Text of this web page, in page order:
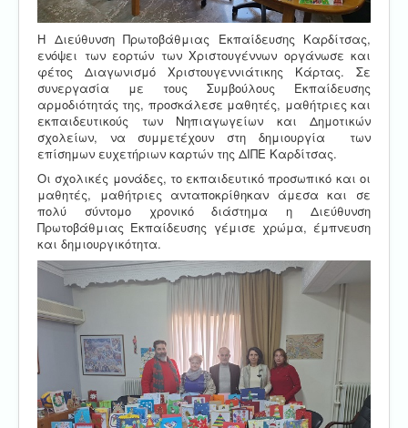
Η Διεύθυνση Πρωτοβάθμιας Εκπαίδευσης Καρδίτσας,
ενόψει των εορτών των Χριστουγέννων οργάνωσε και
φέτος Διαγωνισμό Χριστουγεννιάτικης Κάρτας. Σε
συνεργασία με τους Συμβούλους Εκπαίδευσης
αρμοδιότητάς της, προσκάλεσε μαθητές, μαθήτριες και
εκπαιδευτικούς των Νηπιαγωγείων και Δημοτικών
σχολείων, να συμμετέχουν στη δημιουργία των
επίσημων ευχετήριων καρτών της ΔΙΠΕ Καρδίτσας.
Οι σχολικές μονάδες, το εκπαιδευτικό προσωπικό και οι
μαθητές, μαθήτριες ανταποκρίθηκαν άμεσα και σε
πολύ σύντομο χρονικό διάστημα η Διεύθυνση
Πρωτοβάθμιας Εκπαίδευσης γέμισε χρώμα, έμπνευση
και δημιουργικότητα.